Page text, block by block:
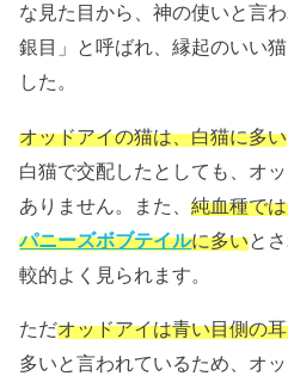
な見た目から、神の使いと言
銀目」と呼ばれ、縁起のいい
した。
オッドアイの猫は、白猫に多い
白猫で交配したとしても、オ
ありません。また、純血種では
パニーズボブテイルに多いと
較的よく見られます。
ただオッドアイは青い目側の
多いと言われているため、オ